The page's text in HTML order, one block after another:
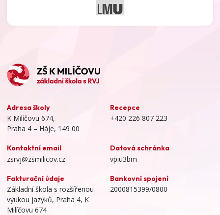
Adresa školy
K Milíčovu 674,
Praha 4 – Háje, 149 00
Recepce
+420 226 807 223
Kontaktní email
zsrvj@zsmilicov.cz
Datová schránka
vpiu3bm
Fakturační údaje
Základní škola s rozšířenou
výukou jazyků, Praha 4, K
Milíčovu 674
Bankovní spojení
2000815399/0800